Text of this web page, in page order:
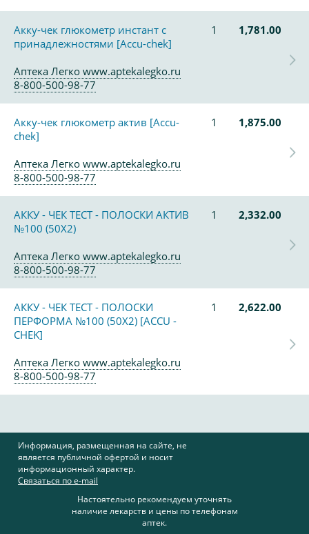
Акку-чек глюкометр инстант с
принадлежностями [Accu-chek]
1 1,781.00
Аптека Легко www.aptekalegko.ru
8-800-500-98-77
Акку-чек глюкометр актив [Accu-
chek]
1 1,875.00
Аптека Легко www.aptekalegko.ru
8-800-500-98-77
АККУ - ЧЕК ТЕСТ - ПОЛОСКИ АКТИВ
№100 (50Х2)
1 2,332.00
Аптека Легко www.aptekalegko.ru
8-800-500-98-77
АККУ - ЧЕК ТЕСТ - ПОЛОСКИ
ПЕРФОРМА №100 (50Х2) [ACCU -
CHEK]
1 2,622.00
Аптека Легко www.aptekalegko.ru
8-800-500-98-77
Информация, размещенная на сайте, не
является публичной офертой и носит
информационный характер.
Связаться по e-mail
Настоятельно рекомендуем уточнять
наличие лекарств и цены по телефонам
аптек.